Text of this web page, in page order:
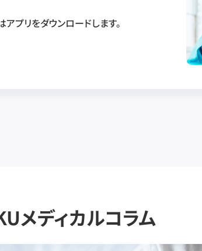
アプリをダウンロードします。
メディカルコラム